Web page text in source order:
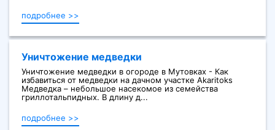
подробнее >>
Уничтожение медведки
Уничтожение медведки в огороде в Мутовках - Как
избавиться от медведки на дачном участке Akaritoks
Медведка – небольшое насекомое из семейства
гриллотальпидных. В длину д...
подробнее >>